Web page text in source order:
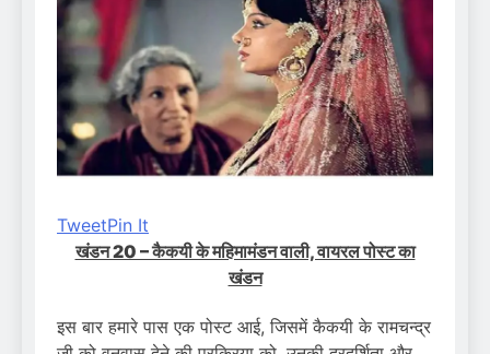
TweetPin It
खंडन 20 – कैकयी के महिमामंडन वाली, वायरल पोस्ट का
खंडन
इस बार हमारे पास एक पोस्ट आई, जिसमें कैकयी के रामचन्द्र